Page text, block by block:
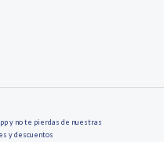
y no te pierdas de nuestras
y descuentos